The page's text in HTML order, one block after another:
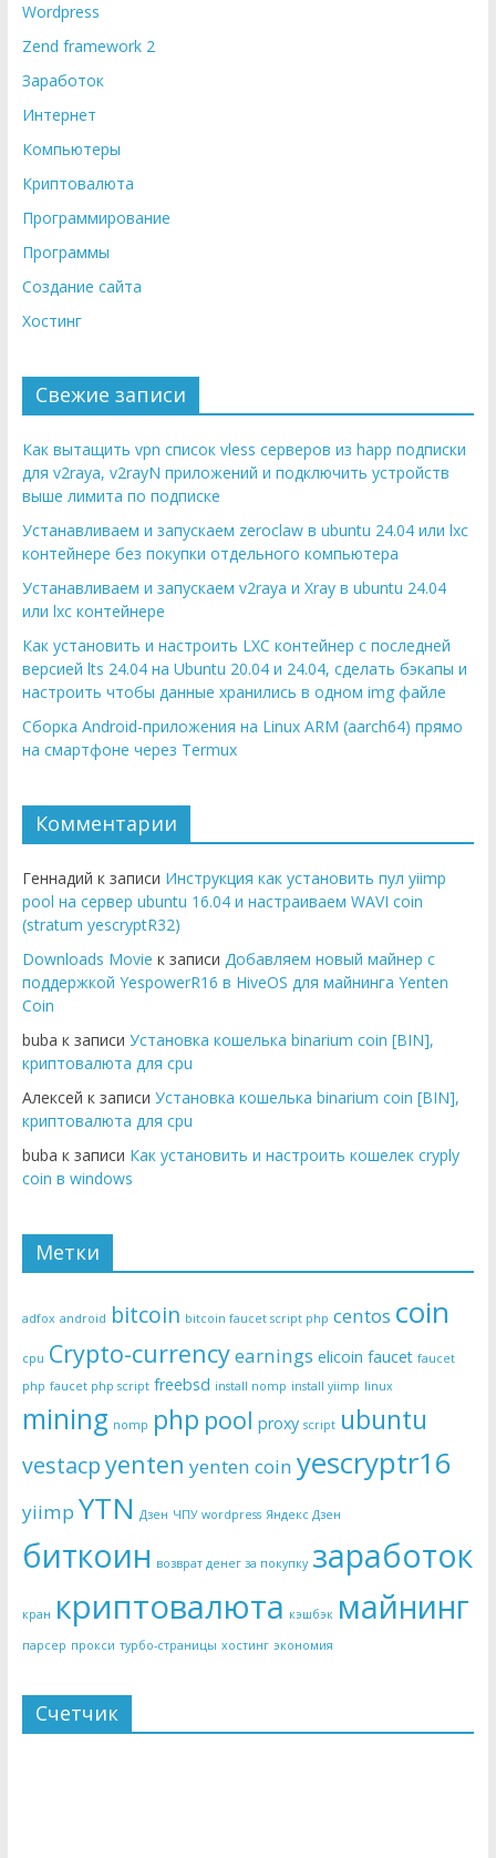
Wordpress
Zend framework 2
Заработок
Интернет
Компьютеры
Криптовалюта
Программирование
Программы
Создание сайта
Хостинг
Свежие записи
Как вытащить vpn список vless серверов из happ подписки
для v2raya, v2rayN приложений и подключить устройств
выше лимита по подписке
Устанавливаем и запускаем zeroclaw в ubuntu 24.04 или lxc
контейнере без покупки отдельного компьютера
Устанавливаем и запускаем v2raya и Xray в ubuntu 24.04
или lxc контейнере
Как установить и настроить LXC контейнер с последней
версией lts 24.04 на Ubuntu 20.04 и 24.04, сделать бэкапы и
настроить чтобы данные хранились в одном img файле
Сборка Android-приложения на Linux ARM (aarch64) прямо
на смартфоне через Termux
Комментарии
Геннадий к записи Инструкция как установить пул yiimp
pool на сервер ubuntu 16.04 и настраиваем WAVI coin
(stratum yescryptR32)
Downloads Movie к записи Добавляем новый майнер с
поддержкой YespowerR16 в HiveOS для майнинга Yenten
Coin
buba к записи Установка кошелька binarium coin [BIN],
криптовалюта для cpu
Алексей к записи Установка кошелька binarium coin [BIN],
криптовалюта для cpu
buba к записи Как установить и настроить кошелек cryply
coin в windows
Метки
adfox android bitcoin bitcoin faucet script php centos coin
cpu Crypto-currencyearnings elicoin faucet faucet
php faucet php script freebsd install nomp install yiimp linux
mining nomp php pool proxy script ubuntu
vestacpyenten yenten coin yescryptr16
yiimp YTN Дзен ЧПУ wordpress Яндекс Дзен
биткоин возврат денег за покупку заработок
кран криптовалюта кэшбэк майнинг
парсер прокси турбо-страницы хостинг экономия
Счетчик